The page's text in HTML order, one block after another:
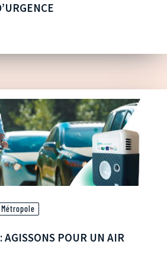
Métropole
AGISSONS POUR UN AIR